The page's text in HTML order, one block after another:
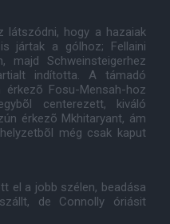
látszódni, hogy a hazaiak
jártak a gólhoz; Fellaini
Schweinsteigerhez
indította. A támadó
Fosu-Mensah-hoz
centerezett, kiváló
érkezõ Mkhitaryant, ám
még csak kaput
el a jobb szélen, beadása
de Connolly óriásit